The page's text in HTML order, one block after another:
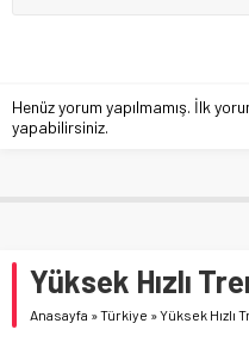
Henüz yorum yapılmamış. İlk
yapabilirsiniz.
Yüksek Hızlı
Anasayfa »Türkiye »Yüksek Hızlı